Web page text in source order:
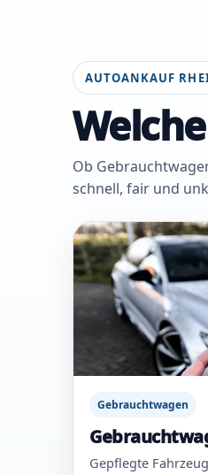
AUTOANKAUF
Ob
schnell, fair und
Gebrauchtwagen
Gepflegte